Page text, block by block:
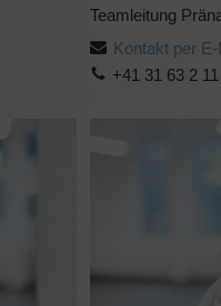
Teamleitung
Kontakt per E-
+41 31 63 2